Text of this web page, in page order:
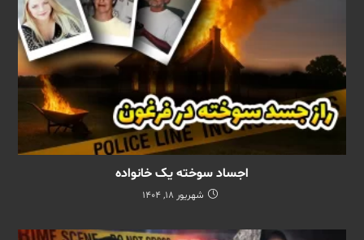
اجساد سوخته یک خانواده
شهریور 18, 1404